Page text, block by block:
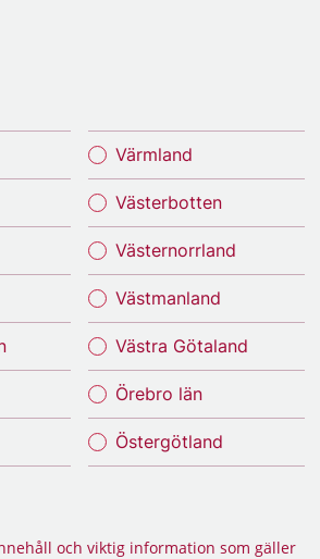
Värmland
Västerbotten
Västernorrland
Västmanland
Västra Götaland
Örebro län
Östergötland
och viktig information som gäller